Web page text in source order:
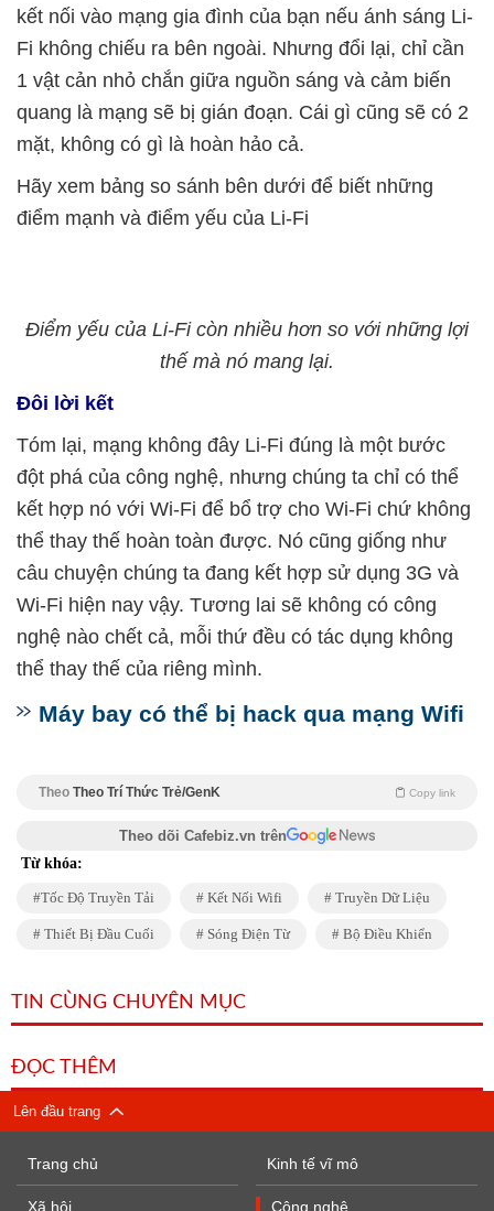
kết nối vào mạng gia đình của bạn nếu ánh sáng Li-
Fi không chiếu ra bên ngoài. Nhưng đổi lại, chỉ cần
1 vật cản nhỏ chắn giữa nguồn sáng và cảm biến
quang là mạng sẽ bị gián đoạn. Cái gì cũng sẽ có 2
mặt, không có gì là hoàn hảo cả.
Hãy xem bảng so sánh bên dưới để biết những
điểm mạnh và điểm yếu của Li-Fi
Điểm yếu của Li-Fi còn nhiều hơn so với những lợi
thế mà nó mang lại.
Đôi lời kết
Tóm lại, mạng không đây Li-Fi đúng là một bước
đột phá của công nghệ, nhưng chúng ta chỉ có thể
kết hợp nó với Wi-Fi để bổ trợ cho Wi-Fi chứ không
thể thay thế hoàn toàn được. Nó cũng giống như
câu chuyện chúng ta đang kết hợp sử dụng 3G và
Wi-Fi hiện nay vậy. Tương lai sẽ không có công
nghệ nào chết cả, mỗi thứ đều có tác dụng không
thể thay thế của riêng mình.
Máy bay có thể bị hack qua mạng Wifi
Theo Theo Trí Thức Trẻ/GenK Copy link
Theo dõi Cafebiz.vn trên
Từ khóa:
Tốc Độ Truyền Tải Kết Nối Wifi Truyền Dữ Liệu
Thiết Bị Đầu Cuối Sóng Điện Từ Bộ Điều Khiển
TIN CÙNG CHUYÊN MỤC
ĐỌC THÊM
Lên đầu trang
Trang chủ
Xã hội
Kinh tế vĩ mô
Công nghệ